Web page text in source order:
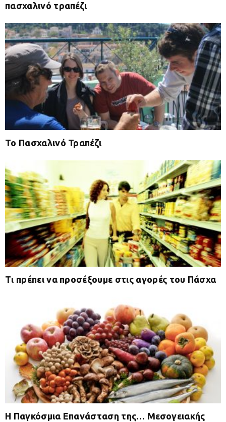
πασχαλινό τραπέζι
Το Πασχαλινό Τραπέζι
Τι πρέπει να προσέξουμε στις αγορές του Πάσχα
Η Παγκόσμια Επανάσταση της… Μεσογειακής